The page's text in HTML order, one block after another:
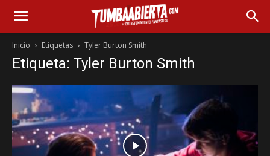
Inicio Etiquetas Tyler Burton Smith
Etiqueta: Tyler Burton Smith